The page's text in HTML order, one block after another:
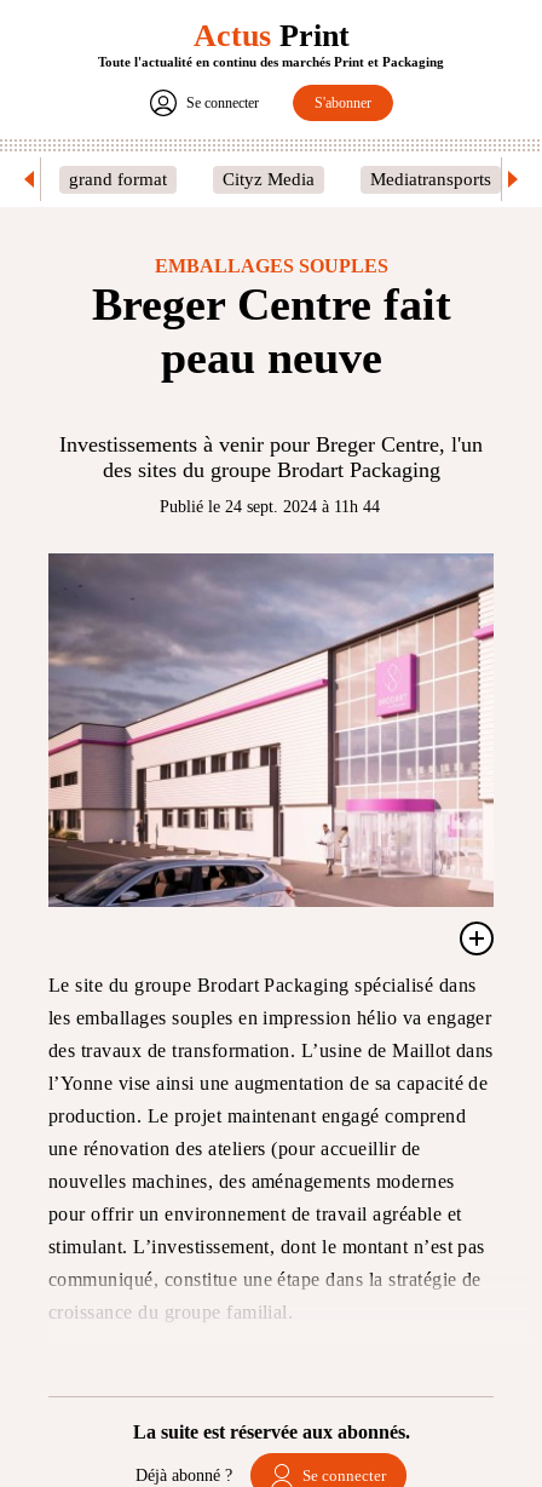
ActusPrint
Toute l'actualité en continu des marchés Print et Packaging
Se connecter S'abonner
grand format Cityz Media Mediatransports
EMBALLAGES SOUPLES
Breger Centre fait
peau neuve
Investissements à venir pour Breger Centre, l'un
des sites du groupe Brodart Packaging
Publié le 24 sept. 2024 à 11h 44
Le site du groupe Brodart Packaging spécialisé dans
les emballages souples en impression hélio va engager
des travaux de transformation. L’usine de Maillot dans
l’Yonne vise ainsi une augmentation de sa capacité de
production. Le projet maintenant engagé comprend
une rénovation des ateliers (pour accueillir de
nouvelles machines, des aménagements modernes
pour offrir un environnement de travail agréable et
stimulant. L’investissement, dont le montant n’est pas
communiqué, constitue une étape dans la stratégie de
croissance du groupe familial.
La suite est réservée aux abonnés.
Déjà abonné ? Se connecter